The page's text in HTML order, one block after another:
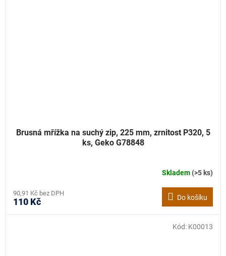
Brusná mřížka na suchý zip, 225 mm, zrnitost P320, 5
ks, Geko G78848
Skladem(>5 ks)
90,91 Kč bez DPH
110 Kč Do košíku
Kód: K00013